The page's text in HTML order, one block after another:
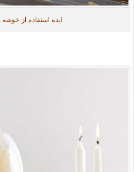
ایده استفاده از